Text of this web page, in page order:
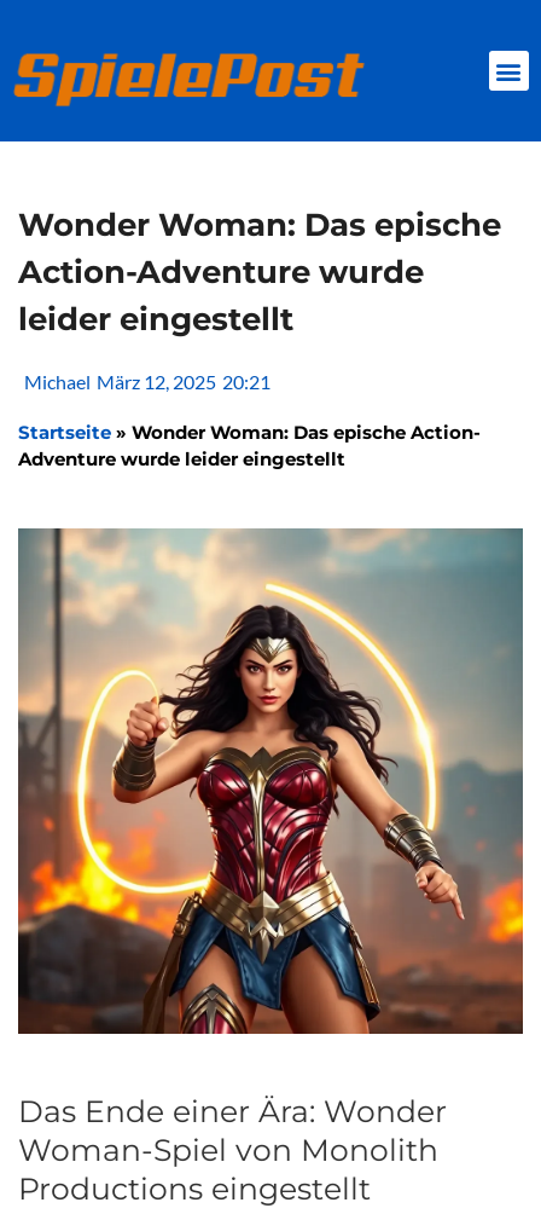
springen
Wonder Woman: Das epische
Action-Adventure wurde
leider eingestellt
Michael März 12, 2025 20:21
Startseite » Wonder Woman: Das epische Action-
Adventure wurde leider eingestellt
Das Ende einer Ära: Wonder
Woman-Spiel von Monolith
Productions eingestellt